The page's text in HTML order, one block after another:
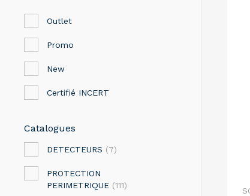
Outlet
Promo
New
Certifié INCERT
Catalogues
DETECTEURS (7)
PROTECTION
PERIMETRIQUE (111)